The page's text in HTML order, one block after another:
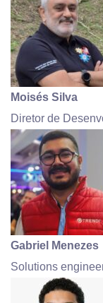
Moisés Silva
Diretor de
Gabriel Menezes
Solutions